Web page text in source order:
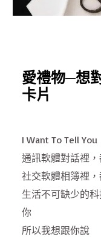
愛禮物─想
卡片
I Want To Tell You
通訊軟體對話裡
社交軟體相簿裡
生活不可缺少的
你
所以我想跟你說